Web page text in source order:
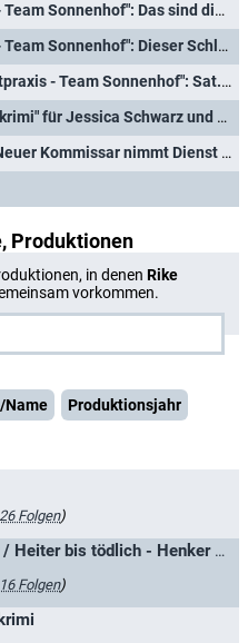
"Die Landarztpraxis - Team Sonnenhof": Das sind die Hauptfiguren und Schauspieler des neuen Spin-Offs
"Die Landarztpraxis - Team Sonnenhof": Dieser Schlagerstar übernimmt Gastrolle in neuem Ableger
Sonnenhof": Sat.1 kündigt Spin-off zur Vorabendserie an
Neuer "Schwarzwaldkrimi" für Jessica Schwarz und Max von Thun zum Jahreswechsel
"Der Staatsanwalt": Neuer Kommissar nimmt Dienst Anfang 2020 auf
Produktionen
in denen Rike
vorkommen.
Produktionsjahr
26 Folgen)
Henker & Richter / Heiter bis tödlich - Henker & Richter
16 Folgen)